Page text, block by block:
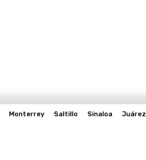
Monterrey Saltillo Sinaloa Juárez